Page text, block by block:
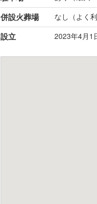
併設火葬場 なし（よく
設立 2023年4月1